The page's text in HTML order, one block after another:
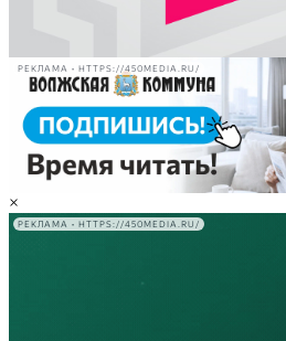
РЕКЛАМА • HTTPS://450MEDIA.RU/
×
РЕКЛАМА • HTTPS://450MEDIA.RU/